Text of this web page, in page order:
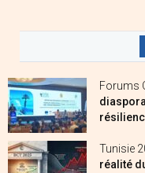
Forums
Tunisie
réalité